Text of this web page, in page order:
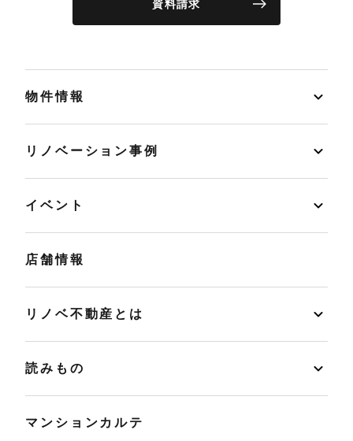
資料請求
物件情報
リノベーション事例
イベント
店舗情報
リノベ不動産とは
読みもの
マンションカルテ